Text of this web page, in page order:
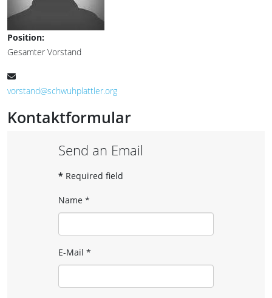
Position:
Gesamter Vorstand
E-Mail:
vorstand@schwuhplattler.org
Kontaktformular
Send an Email
* Required field
Name *
E-Mail *